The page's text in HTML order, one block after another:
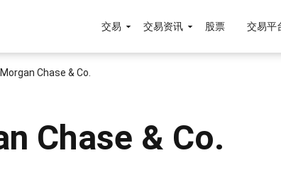
交易 交易资讯 股票 交易平
Chase & Co.
Chase & Co.